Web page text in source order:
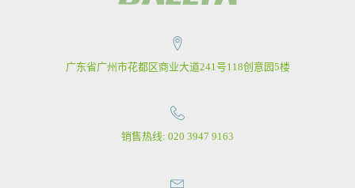
广东省广州市花都区商业大道241号118创意园5楼
销售热线: 020 3947 9163